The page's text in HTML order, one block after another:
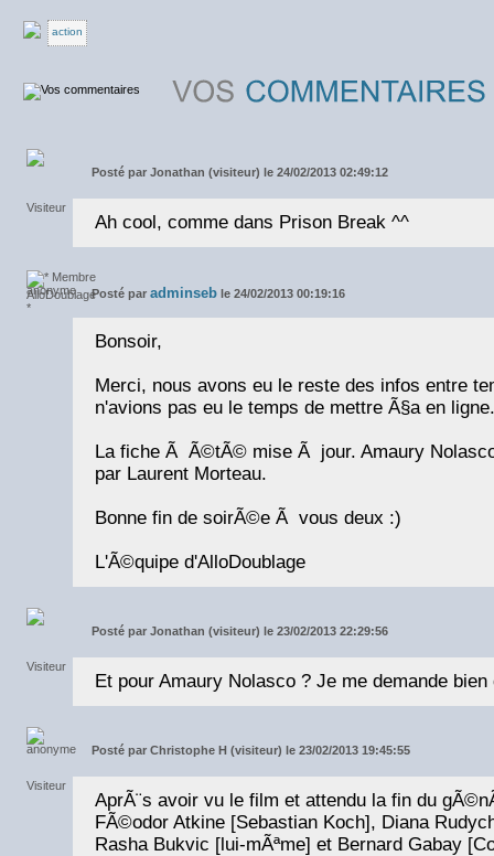
action
Posté par Jonathan (visiteur) le 24/02/2013 02:49:12
Ah cool, comme dans Prison Break ^^
Posté par adminseb le 24/02/2013 00:19:16
Bonsoir,
Merci, nous avons eu le reste des infos entre
n'avions pas eu le temps de mettre Ã§a en ligne.
La fiche Ã Ã©tÃ© mise Ã jour. Amaury
par Laurent Morteau.
Bonne fin de soirÃ©e Ã vous deux :)
L'Ã©quipe d'AlloDoublage
Posté par Jonathan (visiteur) le 23/02/2013 22:29:56
Et pour Amaury Nolasco ? Je me demande
Posté par Christophe H (visiteur) le 23/02/2013 19:45:55
AprÃ¨s avoir vu le film et attendu la fin du
FÃ©odor Atkine [Sebastian Koch], Diana
Rasha Bukvic [lui-mÃªme] et Bernard Gabay